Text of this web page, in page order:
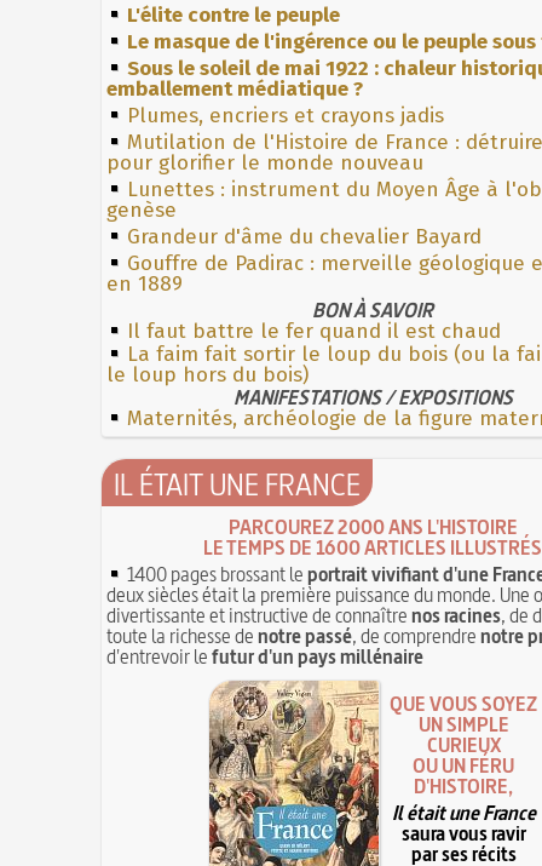
L'élite contre le peuple
Le masque de l'ingérence ou le peuple
Sous le soleil de mai 1922 : chaleur
emballement médiatique ?
Plumes, encriers et crayons jadis
Mutilation de l'Histoire de France :
pour glorifier le monde nouveau
Lunettes : instrument du Moyen Âge à
genèse
Grandeur d'âme du chevalier Bayard
Gouffre de Padirac : merveille géologique
en 1889
BON À SAVOIR
Il faut battre le fer quand il est chaud
La faim fait sortir le loup du bois (ou la
le loup hors du bois)
MANIFESTATIONS / EXPOSITIONS
Maternités, archéologie de la figure
IL ÉTAIT UNE FRANCE
PARCOUREZ 2000 ANS L'HISTOIRE
LE TEMPS DE 1600 ARTICLES ILLUSTRÉS
1400 pages brossant leportrait vivifiant d'une
deux siècles était la première puissance du monde. Une
divertissante et instructive de connaîtrenos racines, de
toute la richesse denotre passé, de comprendrenotre
d'entrevoir lefutur d'un pays millénaire
QUE VOUS SOYEZ
UN SIMPLE
CURIEUX
OU UN FÉRU
D'HISTOIRE,
Il était une France
saura vous ravir
par ses récits